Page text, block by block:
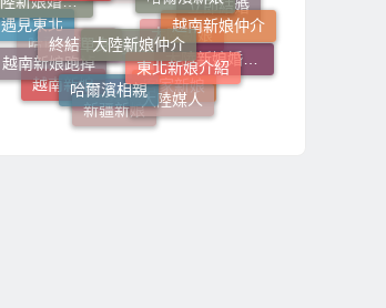
瀋陽新娘
越南新娘介紹
東北新娘
立即結婚
大陸新娘
娶大陸新娘
哈爾濱美女
遇見東北
越南新娘仲介
大陸新娘婚姻媒合介紹所
客家新娘
越南女生
越南新娘
越南新娘跑掉
終結單身大陸新娘仲介
東北新娘介紹
大陸媒人
新疆新娘
哈爾濱相親